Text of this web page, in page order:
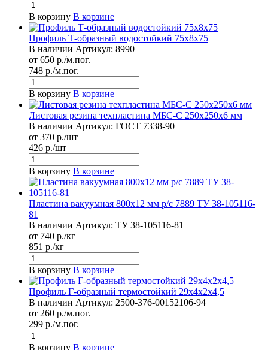
В корзину В корзине
Профиль Т-образный водостойкий 75х8х75
В наличии Артикул: 8990
от 650 р./м.пог.
748 р./м.пог.
В корзину В корзине
Листовая резина техпластина МБС-С 250x250х6 мм
В наличии Артикул: ГОСТ 7338-90
от 370 р./шт
426 р./шт
В корзину В корзине
Пластина вакуумная 800х12 мм р/с 7889 ТУ 38-105116-
81
В наличии Артикул: ТУ 38-105116-81
от 740 р./кг
851 р./кг
В корзину В корзине
Профиль Г-образный термостойкий 29х4х2х4,5
В наличии Артикул: 2500-376-00152106-94
от 260 р./м.пог.
299 р./м.пог.
В корзину В корзине